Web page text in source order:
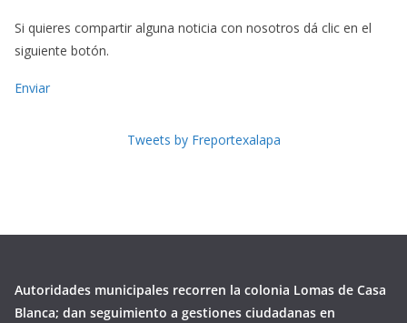
Si quieres compartir alguna noticia con nosotros dá clic en el
siguiente botón.
Enviar
Tweets by Freportexalapa
Autoridades municipales recorren la colonia Lomas de Casa
Blanca; dan seguimiento a gestiones ciudadanas en